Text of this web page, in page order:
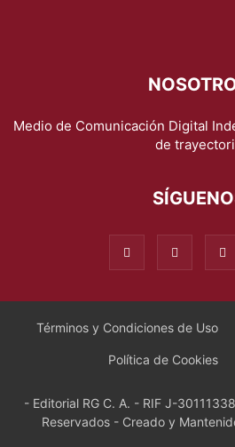
Medio de Comunicación Digital
de
Términos y Condiciones de Uso
Política de Cookies
- Editorial RG C. A. - RIF J-
Reservados - Creado y